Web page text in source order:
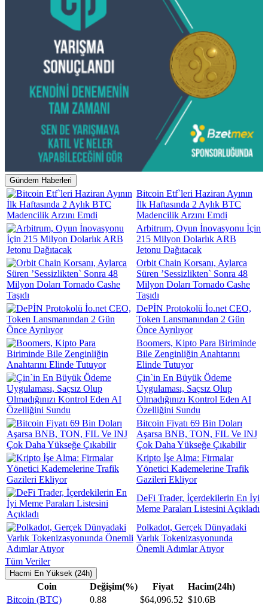
Gündem Haberleri
Bitcoin Etf`leri Haziran Ayının
İlk Haftasında 2 Aylık BTC
Madencilik Arzını Emdi
Arbitrum, Oyun İnovasyonu İçin
215 Milyon Dolarlık ARB
Jetonu Dağıtacak
Orbit Chain Korsanı, Aylarca
Süren ’Sessizlikten` Sonra 48
Milyon Doları Tornado Cashe
Taşıdı
DePİN Protokolü İo.net CEO,
Token Lansmanından 2 Gün
Önce Ayrılıyor
Boomers, Kipto Para Biriminde
Bile Zenginliğin Anahtarını
Elinde Tutuyor
Çin`in En Büyük Ödeme
Uygulaması, Saçsız Olup
Olmadığınızı Kontrol Eden AI
Özelliğini Sundu
Bitcoin Fiyatı 69 Bin Doları
Aşarsa BNB, TON, FIL Ve INJ
Çok Daha Yükseğe Çıkabilir
Kripto İşe Alma: Firmalar
Yönetici Kademelerine Trafik
Gazileri Ekliyor
DeFi Trader, İçerdekilerin En İyi
Meme Paraları Listesini Açıkladı
Polkadot, Gerçek Dünyadaki
Varlık Tokenizasyonunda
Önemli Adımlar Atıyor
Tüm Veriler
Hacmi En Yüksek (24h)
Coin Değişim(%) Fiyat
Hacim(24h)
Bitcoin (BTC)
0.88 $64,096.52 $10.6B